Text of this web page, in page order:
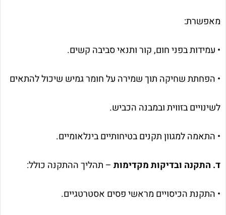
מאפשרת:
• עמידות בפני חום, קור ותנאי סביבה קשים.
• הפחתת שחיקה תוך שמירה על חומר גמיש שיכול להתאים
לשינויים בזווית ובמבנה הכביש.
• התאמה למגוון תקנים בטיחותיים בינלאומיים.
ד. התקנה ובדיקות מקדימות – תהליך ההתקנה כולל:
• התקנת הכיסויים מראשי פסים אסטרטגיים.